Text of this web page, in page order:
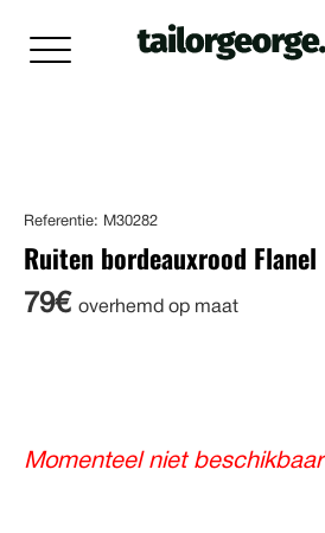
Referentie: M30282
Ruiten bordeauxrood Flanel
79€ overhemd op maat
Momenteel niet beschikbaar